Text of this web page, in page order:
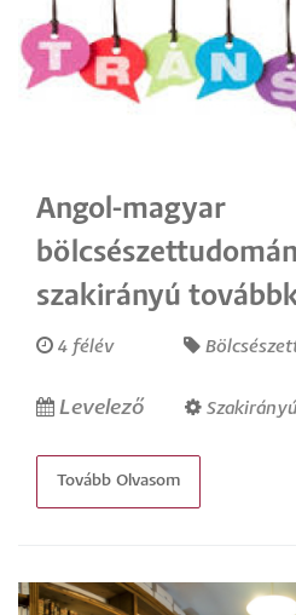
Angol-magyar
szakirányú
4 félév
Levelező
Tovább Olvasom